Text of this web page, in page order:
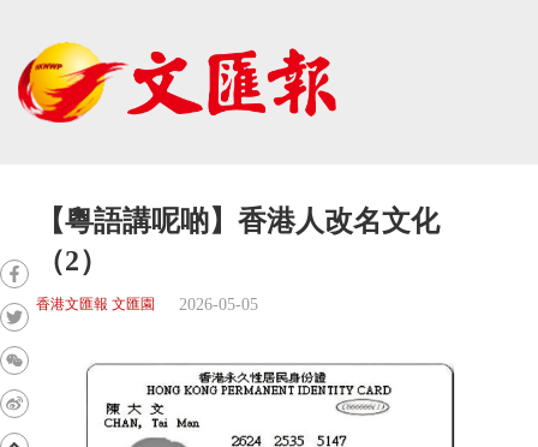
【粵語講呢啲】香港人改名文化
（2）
香港文匯報 文匯園 2026-05-05